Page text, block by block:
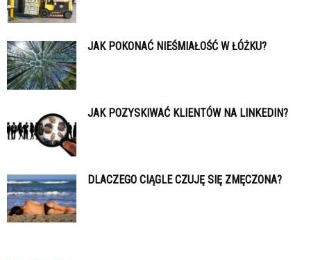
JAK POKONAĆ NIEŚMIAŁOŚĆ W ŁÓŻKU?
JAK POZYSKIWAĆ KLIENTÓW NA LINKEDIN?
DLACZEGO CIĄGLE CZUJĘ SIĘ ZMĘCZONA?